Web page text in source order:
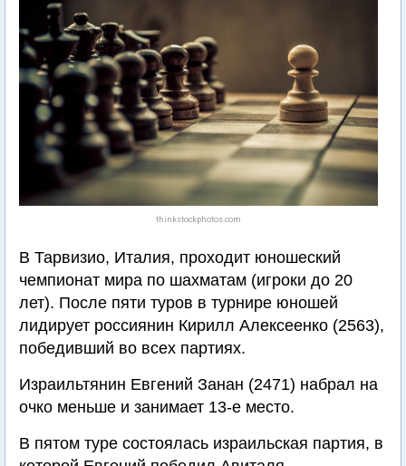
thinkstockphotos.com
В Тарвизио, Италия, проходит юношеский
чемпионат мира по шахматам (игроки до 20
лет). После пяти туров в турнире юношей
лидирует россиянин Кирилл Алексеенко (2563),
победивший во всех партиях.
Израильтянин Евгений Занан (2471) набрал на
очко меньше и занимает 13-е место.
В пятом туре состоялась израильская партия, в